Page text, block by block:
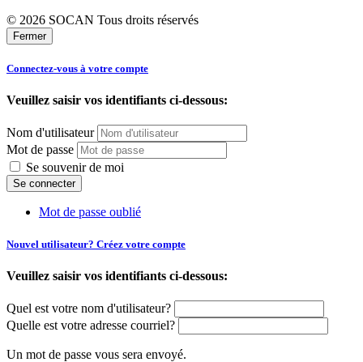
© 2026 SOCAN Tous droits réservés
Fermer
Connectez-vous à votre compte
Veuillez saisir vos identifiants ci-dessous:
Nom d'utilisateur
Mot de passe
Se souvenir de moi
Mot de passe oublié
Nouvel utilisateur? Créez votre compte
Veuillez saisir vos identifiants ci-dessous:
Quel est votre nom d'utilisateur?
Quelle est votre adresse courriel?
Un mot de passe vous sera envoyé.